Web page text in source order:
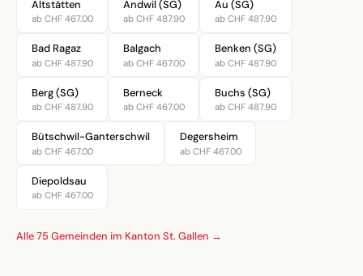
Altstätten
ab CHF 467.00
Andwil (SG)
ab CHF 487.90
Au (SG)
ab CHF 487.90
Bad Ragaz
ab CHF 487.90
Balgach
ab CHF 467.00
Benken (SG)
ab CHF 487.90
Berg (SG)
ab CHF 487.90
Berneck
ab CHF 467.00
Buchs (SG)
ab CHF 487.90
Bütschwil-Ganterschwil
ab CHF 467.00
Degersheim
ab CHF 467.00
Diepoldsau
ab CHF 467.00
Alle 75 Gemeinden im Kanton St. Gallen →